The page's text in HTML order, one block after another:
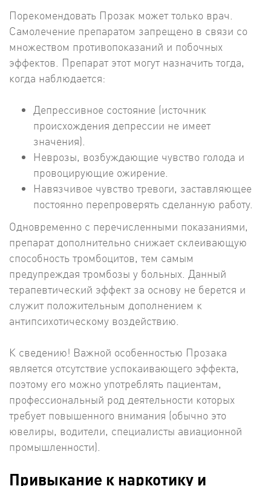
Порекомендовать Прозак может только врач.
Самолечение препаратом запрещено в связи со
множеством противопоказаний и побочных
эффектов. Препарат этот могут назначить тогда,
когда наблюдается:
Депрессивное состояние (источник
происхождения депрессии не имеет
значения).
Неврозы, возбуждающие чувство голода и
провоцирующие ожирение.
Навязчивое чувство тревоги, заставляющее
постоянно перепроверять сделанную работу.
Одновременно с перечисленными показаниями,
препарат дополнительно снижает склеивающую
способность тромбоцитов, тем самым
предупреждая тромбозы у больных. Данный
терапевтический эффект за основу не берется и
служит положительным дополнением к
антипсихотическому воздействию.
К сведению! Важной особенностью Прозака
является отсутствие успокаивающего эффекта,
поэтому его можно употреблять пациентам,
профессиональный род деятельности которых
требует повышенного внимания (обычно это
ювелиры, водители, специалисты авиационной
промышленности).
Привыкание к наркотику и